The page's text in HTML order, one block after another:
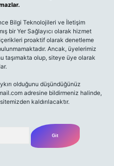
Bilgi Teknolojileri ve İletişim
bir Yer Sağlayıcı olarak hizmet
proaktif olarak denetleme
Ancak, üyelerimiz
taşımakta olup, siteye üye olarak
olduğunu düşündüğünüz
adresine bildirmeniz halinde,
kaldırılacaktır.